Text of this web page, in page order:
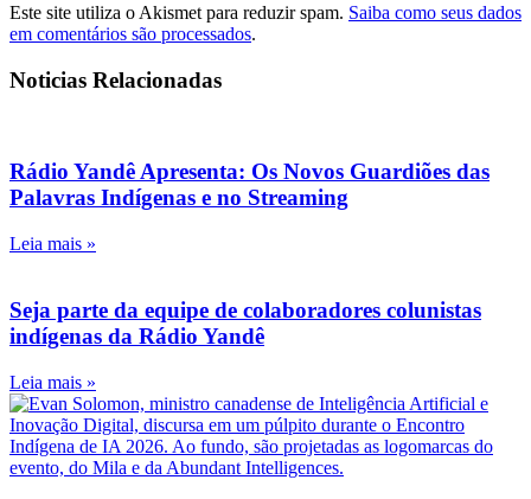
Este site utiliza o Akismet para reduzir spam. Saiba como seus dados
em comentários são processados.
Noticias Relacionadas
Rádio Yandê Apresenta: Os Novos Guardiões das
Palavras Indígenas e no Streaming
Leia mais »
Seja parte da equipe de colaboradores colunistas
indígenas da Rádio Yandê
Leia mais »